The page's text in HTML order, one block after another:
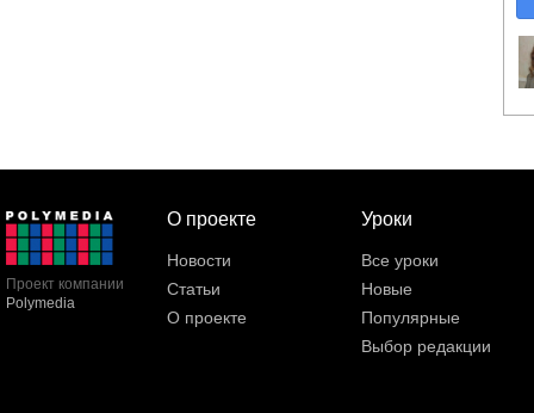
Проект компании
Polymedia
О проекте
Новости
Статьи
О проекте
Уроки
Все уроки
Новые
Популярные
Выбор редакции